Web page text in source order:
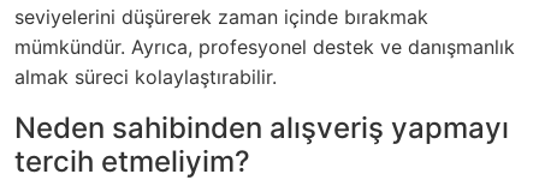
seviyelerini düşürerek zaman içinde bırakmak
mümkündür. Ayrıca, profesyonel destek ve danışmanlık
almak süreci kolaylaştırabilir.
Neden sahibinden alışveriş yapmayı
tercih etmeliyim?